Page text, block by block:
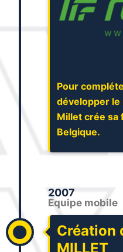
Pour
développer le
Millet crée sa
Belgique.
2007
Equipe mobile
Création
MILLET